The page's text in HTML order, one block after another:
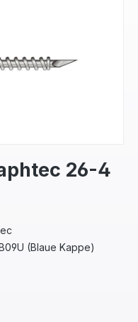
26-4
(Blaue Kappe)